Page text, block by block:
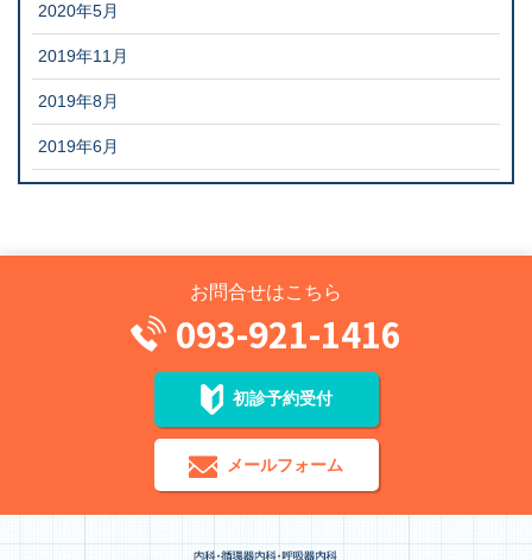
2020年5月
2019年11月
2019年8月
2019年6月
お問合せはこちら
093-921-1416
初診予約受付
メールフォーム